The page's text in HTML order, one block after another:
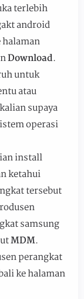
terlebih
android
Download.
untuk
atau
supaya
operasi
install
ketahui
tersebut
samsung
MDM.
perangkat
ke halaman